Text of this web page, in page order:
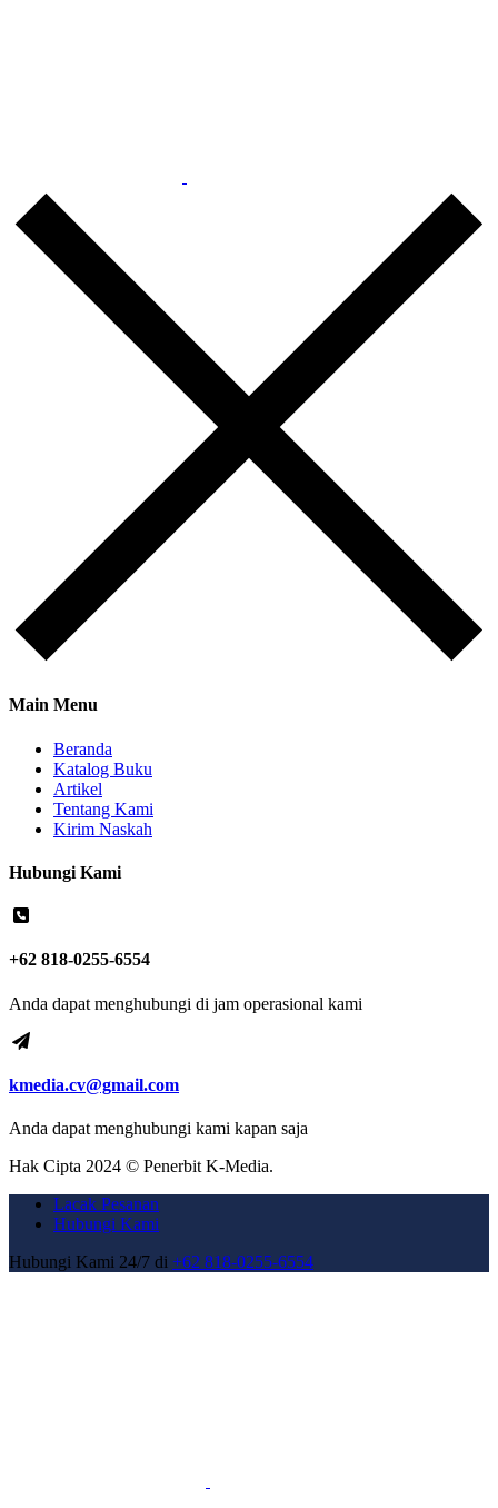
Main Menu
Beranda
Katalog Buku
Artikel
Tentang Kami
Kirim Naskah
Hubungi Kami
+62 818-0255-6554
Anda dapat menghubungi di jam operasional kami
kmedia.cv@gmail.com
Anda dapat menghubungi kami kapan saja
Hak Cipta 2024 © Penerbit K-Media.
Lacak Pesanan
Hubungi Kami
Hubungi Kami 24/7 di +62 818-0255-6554